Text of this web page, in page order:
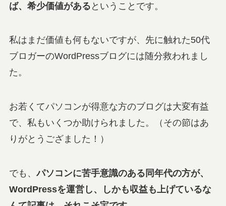
ば、 希少価値がある ということです。
私はまだ価値も何もないですが、先に触れた50代
ブロガーのWordPressブログには随分救われまし
た。
お若くてパソコンが得意な方のブログは大変有益
で、私もいくつか助けられました。（その節はあ
りがとうござました！）
でも、パソコンに苦手意識のある同年代の方が、
WordPressを運営し、しかも収益も上げているな